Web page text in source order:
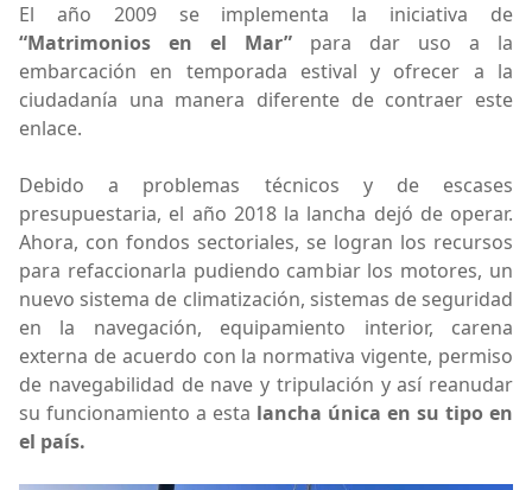
El año 2009 se implementa la iniciativa de
“Matrimonios en el Mar” para dar uso a la
embarcación en temporada estival y ofrecer a la
ciudadanía una manera diferente de contraer este
enlace.
Debido a problemas técnicos y de escases
presupuestaria, el año 2018 la lancha dejó de operar.
Ahora, con fondos sectoriales, se logran los recursos
para refaccionarla pudiendo cambiar los motores, un
nuevo sistema de climatización, sistemas de seguridad
en la navegación, equipamiento interior, carena
externa de acuerdo con la normativa vigente, permiso
de navegabilidad de nave y tripulación y así reanudar
su funcionamiento a esta lancha única en su tipo en
el país.